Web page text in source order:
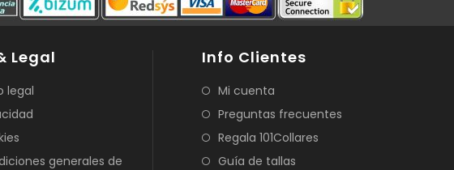
Legal
legal
generales de
Info Clientes
Mi cuenta
Preguntas frecuentes
Regala 101Collares
Guía de tallas